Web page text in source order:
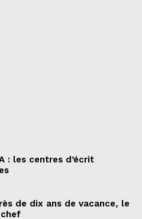
: les centres d’écrit
de dix ans de vacance, le